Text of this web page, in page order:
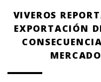
VIVEROS
EXPORTACIÓN